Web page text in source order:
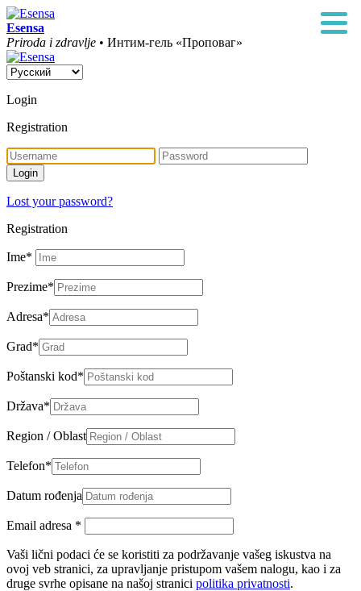
Esensa
Priroda i zdravlje • Интим-гель «Проповаг»
Login
Registration
Lost your password?
Registration
Ime*
Prezime*
Adresa*
Grad*
Poštanski kod*
Država*
Region / Oblast
Telefon*
Datum rođenja
Email adresa *
Vaši lični podaci će se koristiti za podržavanje vašeg iskustva na
ovoj veb stranici, za upravljanje pristupom vašem nalogu, kao i za
druge svrhe opisane na našoj stranici politika privatnosti.